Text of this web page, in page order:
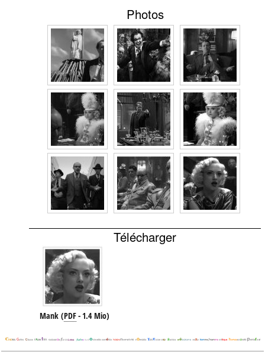
Photos
Télécharger
Mank (PDF-1.4 Mio)